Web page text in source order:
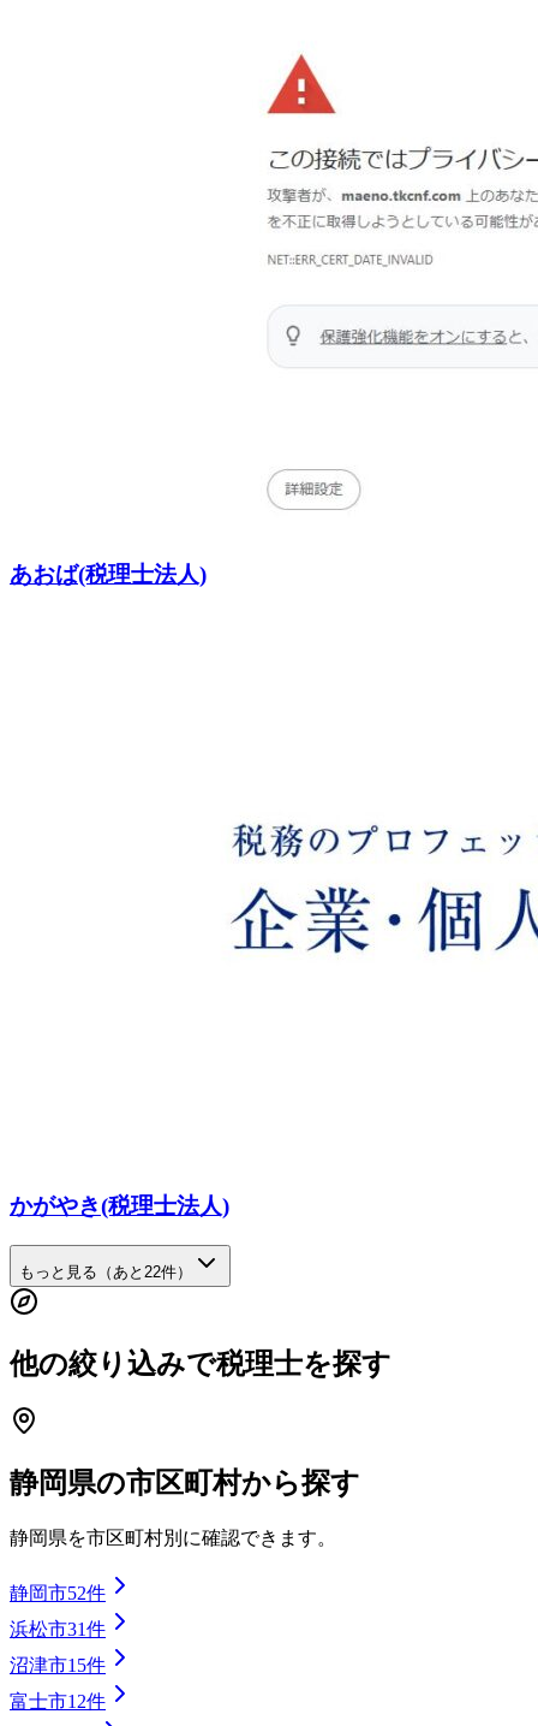
あおば(税理士法人)
かがやき(税理士法人)
もっと見る（あと 22件）
他の絞り込みで税理士を探す
静岡県の市区町村から探す
静岡県を市区町村別に確認できます。
静岡市52件
浜松市31件
沼津市15件
富士市12件